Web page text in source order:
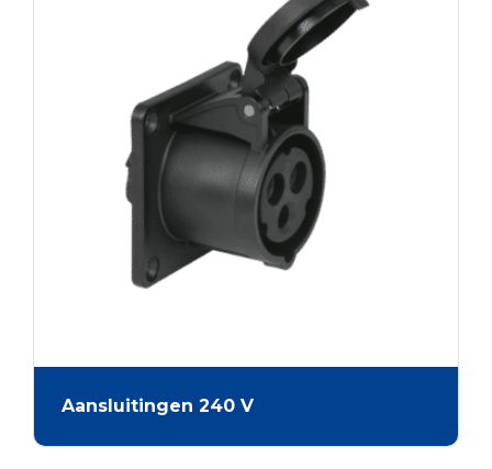
Aansluitingen 240 V